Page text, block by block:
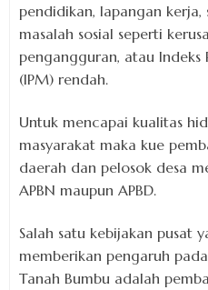
pendidikan, lapangan
masalah sosial seperti
pengangguran, atau Indeks
(IPM) rendah.
Untuk mencapai kualitas
masyarakat maka kue
daerah dan pelosok desa
APBN maupun APBD.
Salah satu kebijakan pusat
memberikan pengaruh
Tanah Bumbu adalah